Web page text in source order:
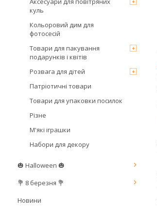
куль
Кольоровий дим для
фотосесій
Товари для пакування
подарунків і квітів
Розвага для дітей
Патріотичні товари
Товари для упаковки посилок
Різне
М'які іграшки
Набори для декору
🎃 Halloween 🎃
💐 8 березня 💐
Новини